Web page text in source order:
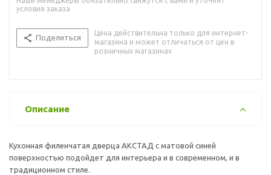
условия заказа
Поделиться
Цена действительна только для интернет-
магазина и может отличаться от цен в
розничных магазинах
Описание
Кухонная филенчатая дверца АКСТАД с матовой синей
поверхностью подойдет для интерьера и в современном, и в
традиционном стиле.